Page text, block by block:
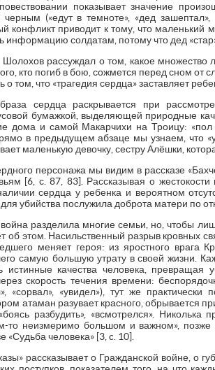
показывает значение
черным («едут в темноте», «дед
конфликт приводит к тому, что
информацию солдатам, потому что дед «стар»
рассуждал о том, какое множество
кто погиб в бою, сожмется перед сном от
том, что «трагедия сердца» заставляет
сердца раскрывается при
бумажкой, выделяющей природные
дома и самой Макарчихи на Троицу: «пол
в предыдущем абзаце мы узнаем, что
маленькую девочку, сестру Алёшки,
персонажа мы видим в рассказе
[6, с. 87, 83]. Рассказывая о
сердца у ребенка и вероятном
убийства послужила доброта матери по
разделила многие семьи, но, чтобы
об этом. Насильственный разрыв кровных
меняет героя: из яростного врага
самую большую утрату в своей жизни.
истинные качества человека,
скорость течения времени:
«сорвал», «увидел»), тут же
атаман разувает красного, обрывается
разбудить», «всмотрелся».
то неизмеримо большом и важном»,
«Судьба человека» [3, c. 10].
рассказывает о Гражданской войне, о